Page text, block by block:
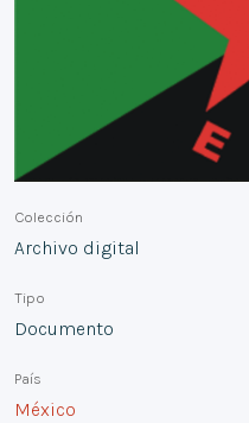
Colección
Archivo digital
Tipo
Documento
País
México